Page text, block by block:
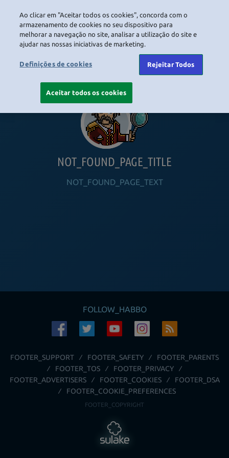
NOT_FOUND_PAGE_TITLE
NOT_FOUND_PAGE_TEXT
FOLLOW_HABBO
FOOTER_SUPPORT FOOTER_SAFETY
FOOTER_PARENTS
FOOTER_TOS
FOOTER_PRIVACY
FOOTER_ADVERTISERS
FOOTER_COOKIES
FOOTER_DSA
FOOTER_COOKIE_PREFERENCES
FOOTER_COPYRIGHT
Ao clicar em "Aceitar todos os cookies", concorda com o
armazenamento de cookies no seu dispositivo para
melhorar a navegação no site, analisar a utilização do site e
ajudar nas nossas iniciativas de marketing.
Definições de cookies Rejeitar Todos
Aceitar todos os cookies